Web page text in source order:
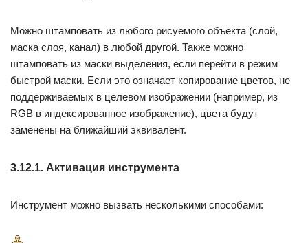
Можно штамповать из любого рисуемого объекта (слой,
маска слоя, канал) в любой другой. Также можно
штамповать из маски выделения, если перейти в режим
быстрой маски. Если это означает копирование цветов, не
поддерживаемых в целевом изображении (например, из
RGB в индексированное изображение), цвета будут
заменены на ближайший эквивалент.
3.12.1. Активация инструмента
Инструмент можно вызвать несколькими способами: